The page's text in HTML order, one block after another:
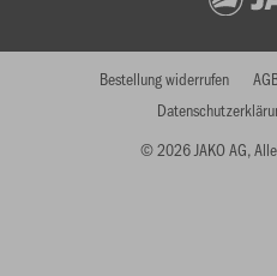
© 2026 JAKO AG,
Bestellung widerrufen